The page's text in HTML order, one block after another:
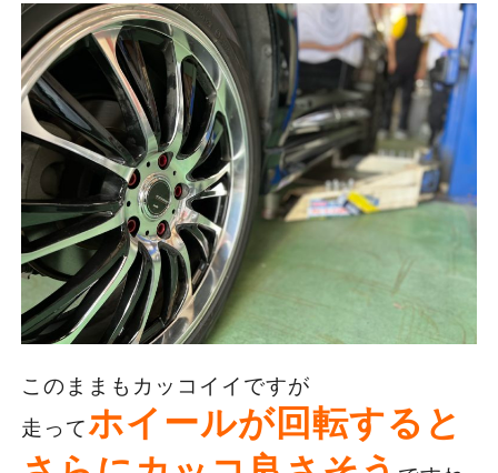
このままもカッコイイですが
走ってホイールが回転すると